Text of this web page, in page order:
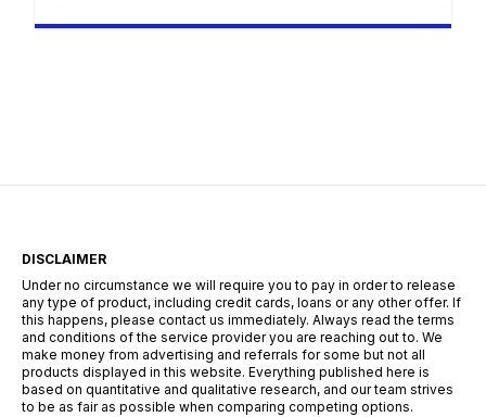
search codes—this guide […]
DISCLAIMER
Under no circumstance we will require you to pay in order to release
any type of product, including credit cards, loans or any other offer. If
this happens, please contact us immediately. Always read the terms
and conditions of the service provider you are reaching out to. We
make money from advertising and referrals for some but not all
products displayed in this website. Everything published here is
based on quantitative and qualitative research, and our team strives
to be as fair as possible when comparing competing options.